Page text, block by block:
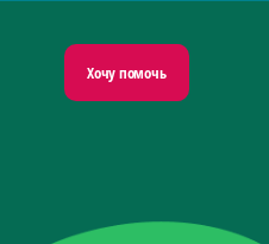
Хочу помочь